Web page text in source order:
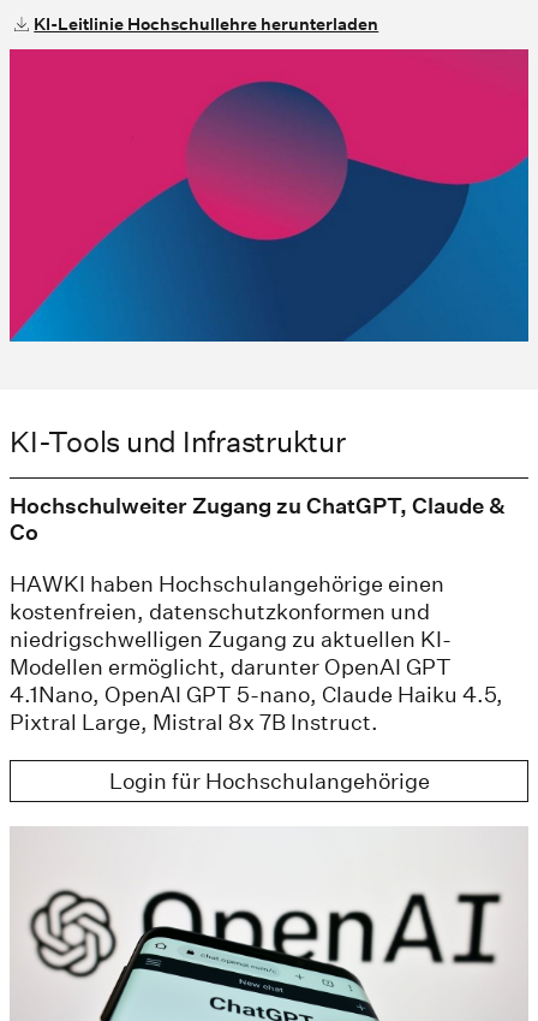
KI-Leitlinie Hochschullehre herunterladen
KI-Tools und Infrastruktur
Hochschulweiter Zugang zu ChatGPT, Claude &
Co
HAWKI haben Hochschulangehörige einen
kostenfreien, datenschutzkonformen und
niedrigschwelligen Zugang zu aktuellen KI-
Modellen ermöglicht, darunter OpenAI GPT
4.1Nano, OpenAI GPT 5-nano, Claude Haiku 4.5,
Pixtral Large, Mistral 8x 7B Instruct.
Login für Hochschulangehörige